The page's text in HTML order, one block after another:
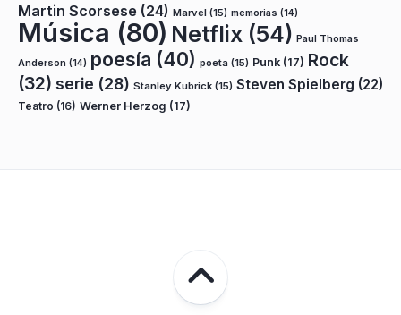
Martin Scorsese (24) Marvel (15) memorias (14)
Música (80) Netflix (54) Paul Thomas
Anderson (14) poesía (40) poeta (15) Punk (17) Rock
(32) serie (28) Stanley Kubrick (15) Steven Spielberg (22)
Teatro (16) Werner Herzog (17)